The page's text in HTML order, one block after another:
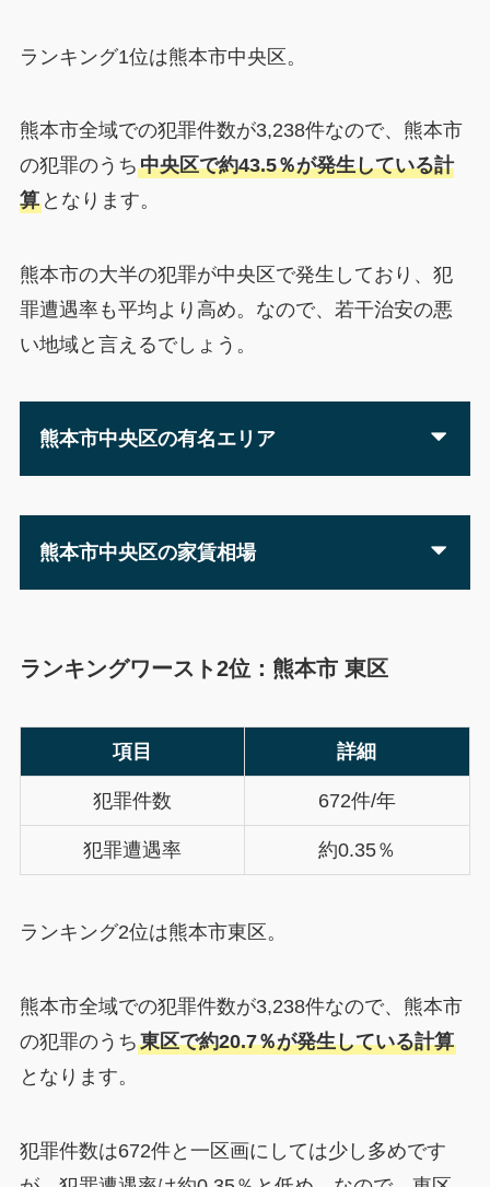
ランキング1位は熊本市中央区。
熊本市全域での犯罪件数が3,238件なので、熊本市
の犯罪のうち中央区で約43.5％が発生している計
算となります。
熊本市の大半の犯罪が中央区で発生しており、犯
罪遭遇率も平均より高め。なので、若干治安の悪
い地域と言えるでしょう。
熊本市中央区の有名エリア
熊本市中央区の家賃相場
ランキングワースト2位：熊本市 東区
項目 詳細
犯罪件数 672件/年
犯罪遭遇率 約0.35％
ランキング2位は熊本市東区。
熊本市全域での犯罪件数が3,238件なので、熊本市
の犯罪のうち東区で約20.7％が発生している計算
となります。
犯罪件数は672件と一区画にしては少し多めです